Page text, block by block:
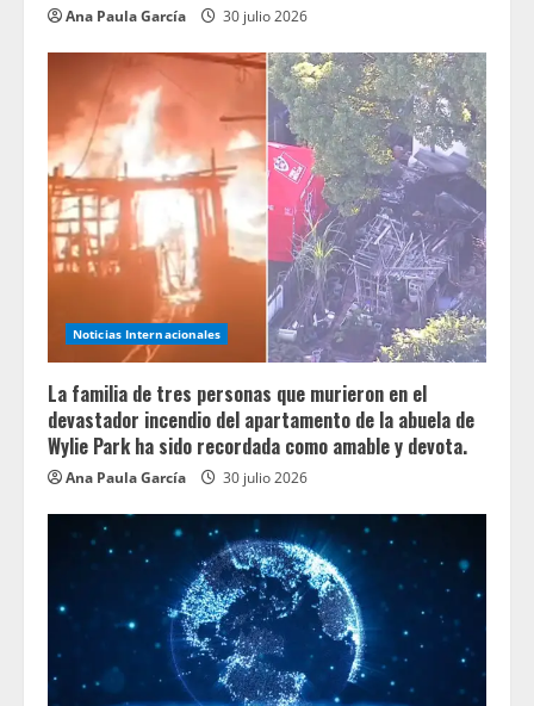
Ana Paula García 30 julio 2026
Noticias Internacionales
La familia de tres personas que murieron en el
devastador incendio del apartamento de la abuela de
Wylie Park ha sido recordada como amable y devota.
Ana Paula García 30 julio 2026